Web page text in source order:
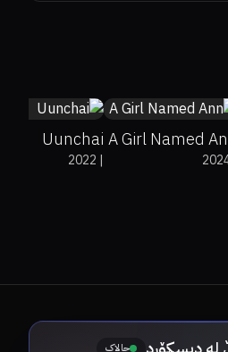
A Girl Named
Uunchai
|
2022
چالاک